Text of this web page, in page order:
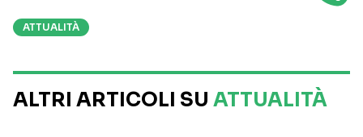
ATTUALITÀ
ALTRI ARTICOLI SU ATTUALITÀ